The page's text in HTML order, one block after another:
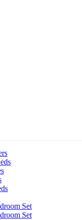
Set
Set